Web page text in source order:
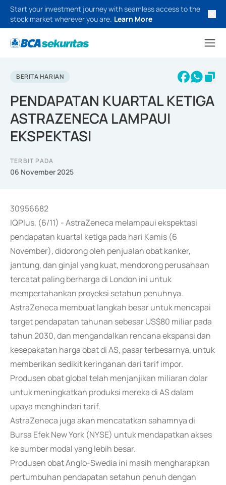
Start your investment journey with seamless access to the
stock market wherever you are. Learn More
BERITA HARIAN
PENDAPATAN KUARTAL KETIGA
ASTRAZENECA LAMPAUI
EKSPEKTASI
TERBIT PADA
06 November 2025
30956682
IQPlus, (6/11) - AstraZeneca melampaui ekspektasi
pendapatan kuartal ketiga pada hari Kamis (6
November), didorong oleh penjualan obat kanker,
jantung, dan ginjal yang kuat, mendorong perusahaan
tercatat paling berharga di London ini untuk
mempertahankan proyeksi setahun penuhnya.
AstraZeneca membuat langkah besar untuk mencapai
target pendapatan tahunan sebesar US$80 miliar pada
tahun 2030, dan mengandalkan rencana ekspansi dan
kesepakatan harga obat di AS, pasar terbesarnya, untuk
memberikan sedikit keringanan dari tarif impor.
Produsen obat global telah menjanjikan miliaran dolar
untuk meningkatkan produksi mereka di AS dalam
upaya menghindari tarif.
AstraZeneca juga akan mencatatkan sahamnya di
Bursa Efek New York (NYSE) untuk mendapatkan akses
ke sumber modal yang lebih besar.
Produsen obat Anglo-Swedia ini masih mengharapkan
pertumbuhan pendapatan setahun penuh dengan